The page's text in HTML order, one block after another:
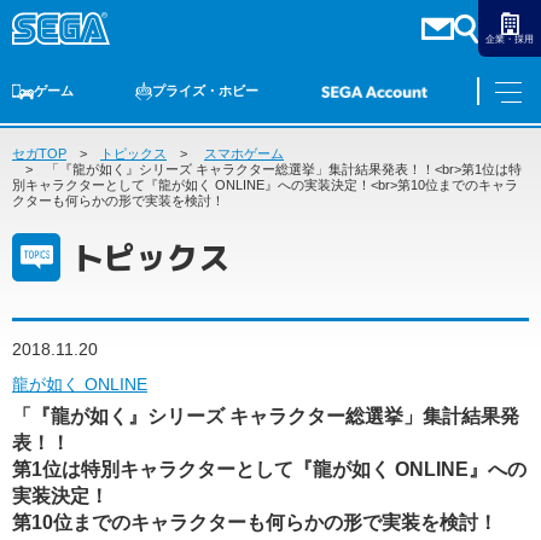
企業・採用
ゲーム
ゲームTOP 家庭用ゲーム PCゲーム
プライズ・ホビー
プライズ トイ S-FIRE セガ ラッキーくじ
オンライン
ゲーム
ゲームTOP
家庭用ゲーム
スマホゲーム
アーケードゲーム
プライズ・ホビー
プライズ
トイ
セガ ラッキーくじ
セガ ラッキーくじ
物販
トピックス
セガTOP トピックス
スマホゲーム
「『龍が如く』シリーズ キャラクター総選挙」集計結果発表！！<br>第1位は特
別キャラクターとして『龍が如く ONLINE』への実装決定！<br>第10位までのキャラ
クターも何らかの形で実装を検討！
トピックス
2018.11.20
龍が如く ONLINE
「『龍が如く』シリーズ キャラクター総選挙」集計結果発
表！！
第1位は特別キャラクターとして『龍が如く ONLINE』への
実装決定！
第10位までのキャラクターも何らかの形で実装を検討！